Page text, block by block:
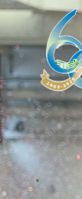
移至主內容